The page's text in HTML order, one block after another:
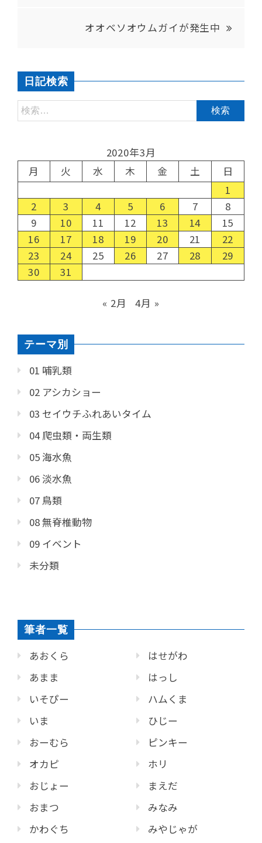
オオベソオウムガイが発生中
日記検索
2020年3月
月
火 水 木 金 土
日
1
2
3 4 5 6 7
8
9
10 11 12 13 14
15
16
17 18 19 20 21
22
23
24 25 26 27 28
29
30
31
« 2月 4月 »
テーマ別
01 哺乳類
02 アシカショー
03 セイウチふれあいタイム
04 爬虫類・両生類
05 海水魚
06 淡水魚
07 鳥類
08 無脊椎動物
09 イベント
未分類
筆者一覧
あおくら
あまま
いそぴー
いま
おーむら
オカピ
おじょー
おまつ
かわぐち
はせがわ
はっし
ハムくま
ひじー
ピンキー
ホリ
まえだ
みなみ
みやじゃが